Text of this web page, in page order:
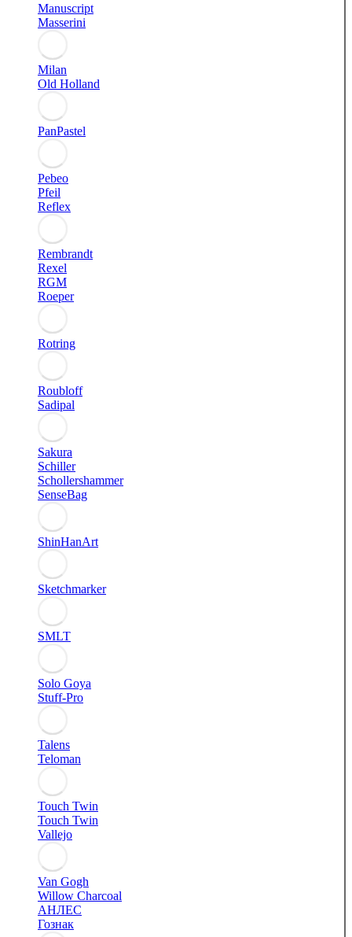
Manuscript
Masserini
Milan
Old Holland
PanPastel
Pebeo
Pfeil
Reflex
Rembrandt
Rexel
RGM
Roeper
Rotring
Roubloff
Sadipal
Sakura
Schiller
Schollershammer
SenseBag
ShinHanArt
Sketchmarker
SMLT
Solo Goya
Stuff-Pro
Talens
Teloman
Touch Twin
Touch Twin
Vallejo
Van Gogh
Willow Charcoal
АНЛЕС
Гознак